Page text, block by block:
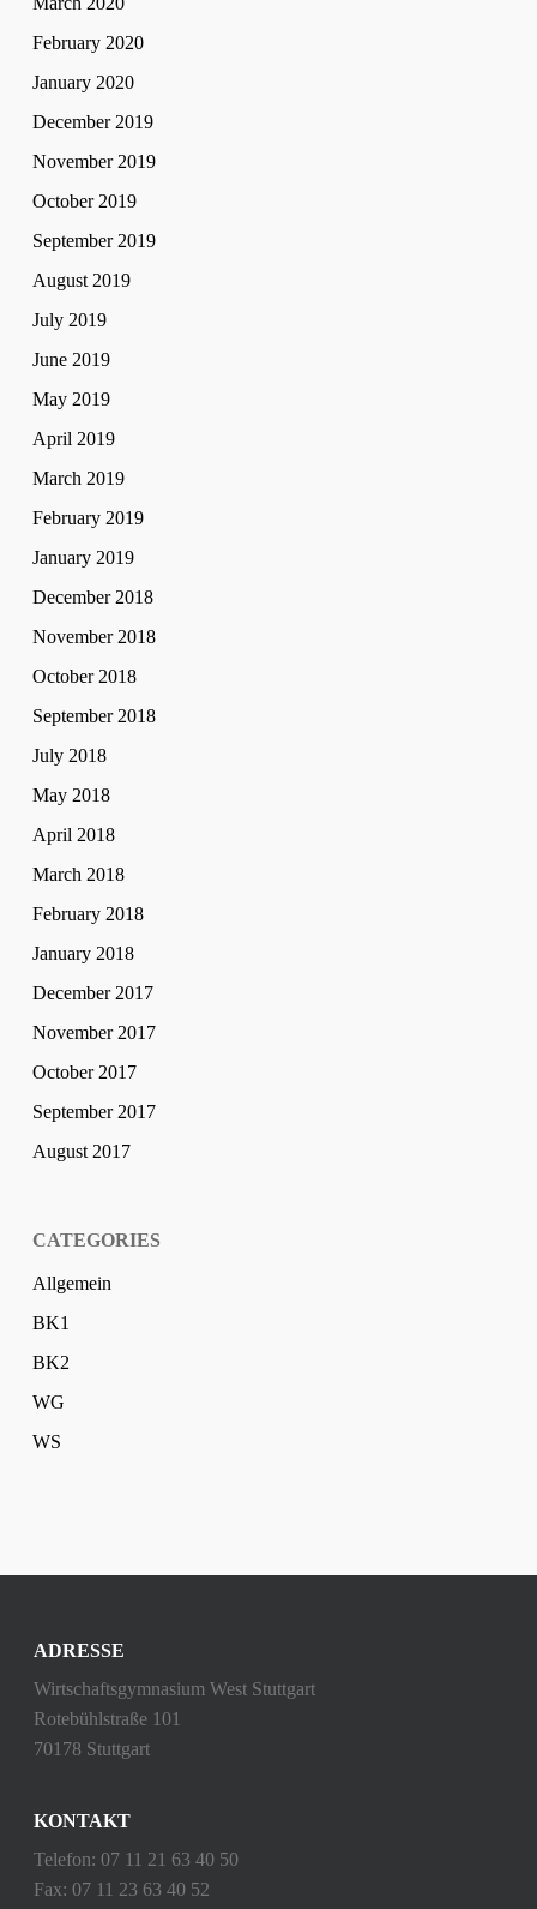
February 2020
January 2020
December 2019
November 2019
October 2019
September 2019
August 2019
July 2019
June 2019
May 2019
April 2019
March 2019
February 2019
January 2019
December 2018
November 2018
October 2018
September 2018
July 2018
May 2018
April 2018
March 2018
February 2018
January 2018
December 2017
November 2017
October 2017
September 2017
August 2017
CATEGORIES
Allgemein
BK1
BK2
WG
WS
ADRESSE
Wirtschaftsgymnasium West Stuttgart
Rotebühlstraße 101
70178 Stuttgart
KONTAKT
Telefon: 07 11 21 63 40 50
Fax: 07 11 23 63 40 52